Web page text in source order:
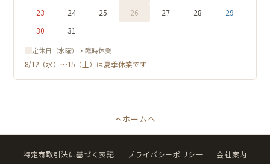
23
24 25 26 27 28
29
30
31
定休日（水曜）・臨時休業
8/12（水）〜15（土）は夏季休業です
ホームへ
特定商取引法に基づく表記 プライバシーポリシー 会社案内